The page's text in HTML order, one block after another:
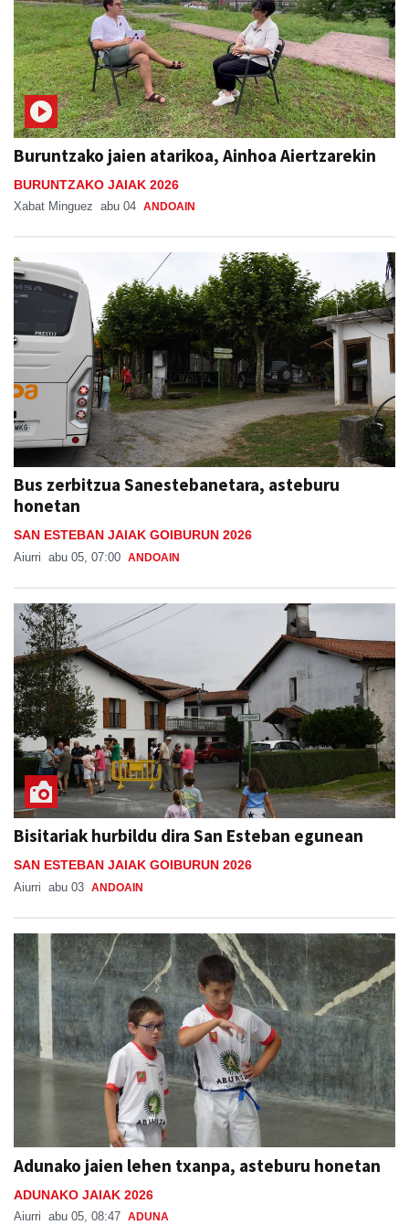
Buruntzako jaien atarikoa, Ainhoa Aiertzarekin
BURUNTZAKO JAIAK 2026
Xabat Minguez abu 04 ANDOAIN
Bus zerbitzua Sanestebanetara, asteburu
honetan
SAN ESTEBAN JAIAK GOIBURUN 2026
Aiurri abu 05, 07:00 ANDOAIN
Bisitariak hurbildu dira San Esteban egunean
SAN ESTEBAN JAIAK GOIBURUN 2026
Aiurri abu 03 ANDOAIN
Adunako jaien lehen txanpa, asteburu honetan
ADUNAKO JAIAK 2026
Aiurri abu 05, 08:47 ADUNA